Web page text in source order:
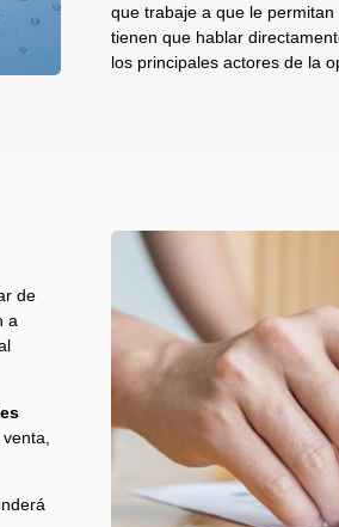
que trabaje a que le
tienen que hablar
los principales actores de la
de
a